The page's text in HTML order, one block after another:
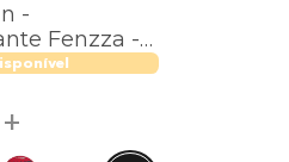
-
Fenzza -